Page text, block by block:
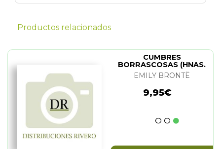
Productos relacionados
CUMBRES
BORRASCOSAS (HNAS.
BRONTE)
EMILY BRONTË
9,95€